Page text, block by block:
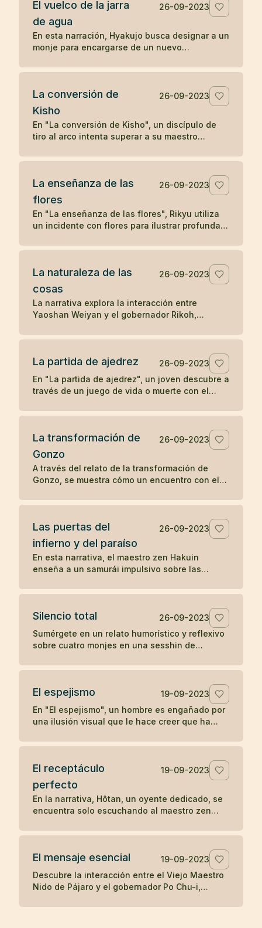
deseo. Solo cuando el leñador olvida su deseo
y se concentra en su tarea presente, el satori
reaparece, subrayando la idea zen de liberarse
de los deseos y vivir en el momento presente
para alcanzar la iluminación.
El vuelco de la jarra
de agua
26-09-2023
En esta narración, Hyakujo busca designar a un
monje para encargarse de un nuevo
una jarra de agua. Mientras los otros monjes
cocinero, actúa volcando la jarra, demostrando
una comprensión no verbal y directa de la
naturaleza de la realidad, lo que le gana la
designación como maestro del nuevo
monasterio. La historia ilustra cómo la acción
valoradas en la tradición zen.
La conversión de
Kisho
26-09-2023
En "La conversión de Kisho", un discípulo de
tiro al arco intenta superar a su maestro
maestro demuestra su habilidad superior
del maestro lleva a una humilde aceptación por
parte del discípulo, solidificando su relación
maestro-discípulo en un vínculo eterno de
respeto y aprendizaje.
La enseñanza de las
flores
26-09-2023
En "La enseñanza de las flores", Rikyu utiliza
un incidente con flores para ilustrar profundas
transitoria de los fenómenos y la interconexión
la transformación y la percepción influyen en
La naturaleza de las
cosas
26-09-2023
La narrativa explora la interacción entre
Yaoshan Weiyan y el gobernador Rikoh,
un poema, la comprensión súbita de Rikoh
sabiduría simple pero profunda del Tao.
La partida de ajedrez
26-09-2023
En "La partida de ajedrez", un joven descubre a
través de un juego de vida o muerte con el
concentración y la compasión son las claves
La transformación de
Gonzo
26-09-2023
A través del relato de la transformación de
Gonzo, se muestra cómo un encuentro con el
colérico barquero, ilustrando el poder del buen
positivo en otros.
Las puertas del
infierno y del paraíso
26-09-2023
En esta narrativa, el maestro zen Hakuin
enseña a un samurái impulsivo sobre las
cómo nuestras reacciones y estados mentales
tormento.
Silencio total
26-09-2023
Sumérgete en un relato humorístico y reflexivo
sobre cuatro monjes en una sesshin de
apagada revelan ironías sobre la disciplina y el
El espejismo
19-09-2023
En "El espejismo", un hombre es engañado por
una ilusión visual que le hace creer que ha
desencadenando un dolor psicosomático. En
era solo el reflejo de un arco, desmitificando
su miedo y recuperando su salud. La narrativa
destaca cómo la mente puede ser engañada
por percepciones erróneas, y cómo el
reconocimiento de la realidad puede aliviar los
El receptáculo
perfecto
19-09-2023
En la narrativa, Hôtan, un oyente dedicado, se
encuentra solo escuchando al maestro zen
tiempo. Al enfrentar la renuencia del maestro a
audiencia para ilustrar que solo él valora y
comprende la enseñanza del maestro, mientras
que los demás asistentes eran igual de vacíos
en comprensión como las muñecas, resaltando
El mensaje esencial
19-09-2023
Descubre la interacción entre el Viejo Maestro
Nido de Pájaro y el gobernador Po Chu-i,
enseñanza budista de hacer el bien y cultivar